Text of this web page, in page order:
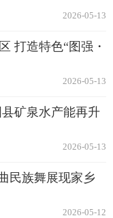
2026-05-13
打造特色“图强・
2026-05-13
矿泉水产能再升
2026-05-13
民族舞展现家乡
2026-05-12